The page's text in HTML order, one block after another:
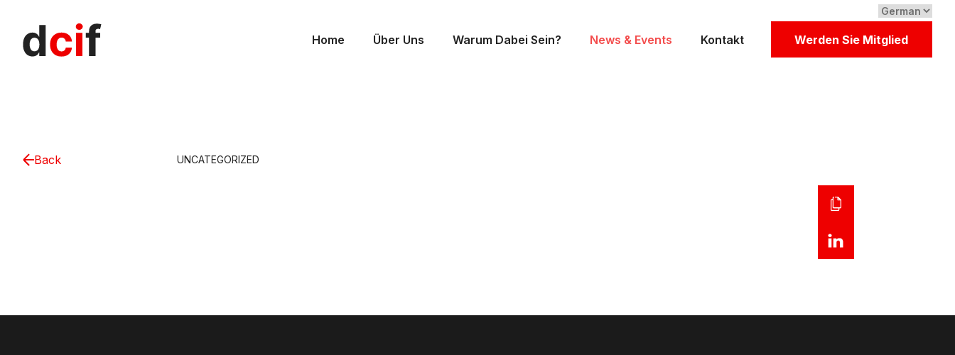
Home Über Uns Warum Dabei Sein? News & Events Kontakt Werden Sie Mitglied
Back UNCATEGORIZED